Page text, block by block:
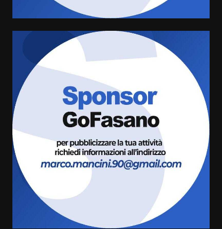
amarezza per esclusione dal
campionato di calcio”
7 Agosto 2026 06:00
Fasanese ferito a colpi di arma
da fuoco
6 Agosto 2026 18:13
Carta d’identità: continua il piano
di aperture straordinarie del
Comune di Fasano
6 Agosto 2026 14:16
La Banda Città di Fasano apre
ufficialmente la Festa di